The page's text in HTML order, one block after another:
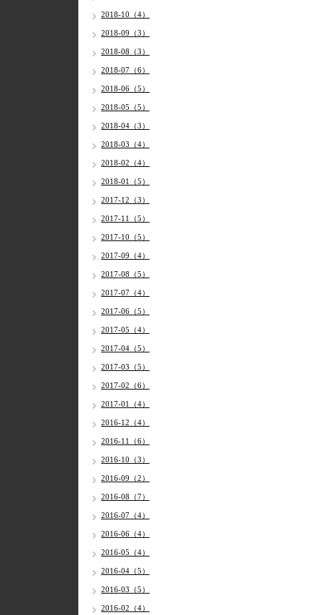
2018-10（4）
2018-09（3）
2018-08（3）
2018-07（6）
2018-06（5）
2018-05（5）
2018-04（3）
2018-03（4）
2018-02（4）
2018-01（5）
2017-12（3）
2017-11（5）
2017-10（5）
2017-09（4）
2017-08（5）
2017-07（4）
2017-06（5）
2017-05（4）
2017-04（5）
2017-03（5）
2017-02（6）
2017-01（4）
2016-12（4）
2016-11（6）
2016-10（3）
2016-09（2）
2016-08（7）
2016-07（4）
2016-06（4）
2016-05（4）
2016-04（5）
2016-03（5）
2016-02（4）